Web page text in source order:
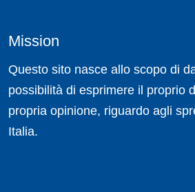
Mission
Questo sito nasce allo scopo di
possibilità di esprimere il proprio
propria opinione, riguardo agli
Italia.